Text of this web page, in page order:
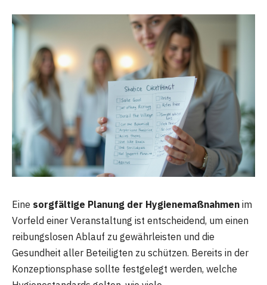
Eine sorgfältige Planung der Hygienemaßnahmen im
Vorfeld einer Veranstaltung ist entscheidend, um einen
reibungslosen Ablauf zu gewährleisten und die
Gesundheit aller Beteiligten zu schützen. Bereits in der
Konzeptionsphase sollte festgelegt werden, welche